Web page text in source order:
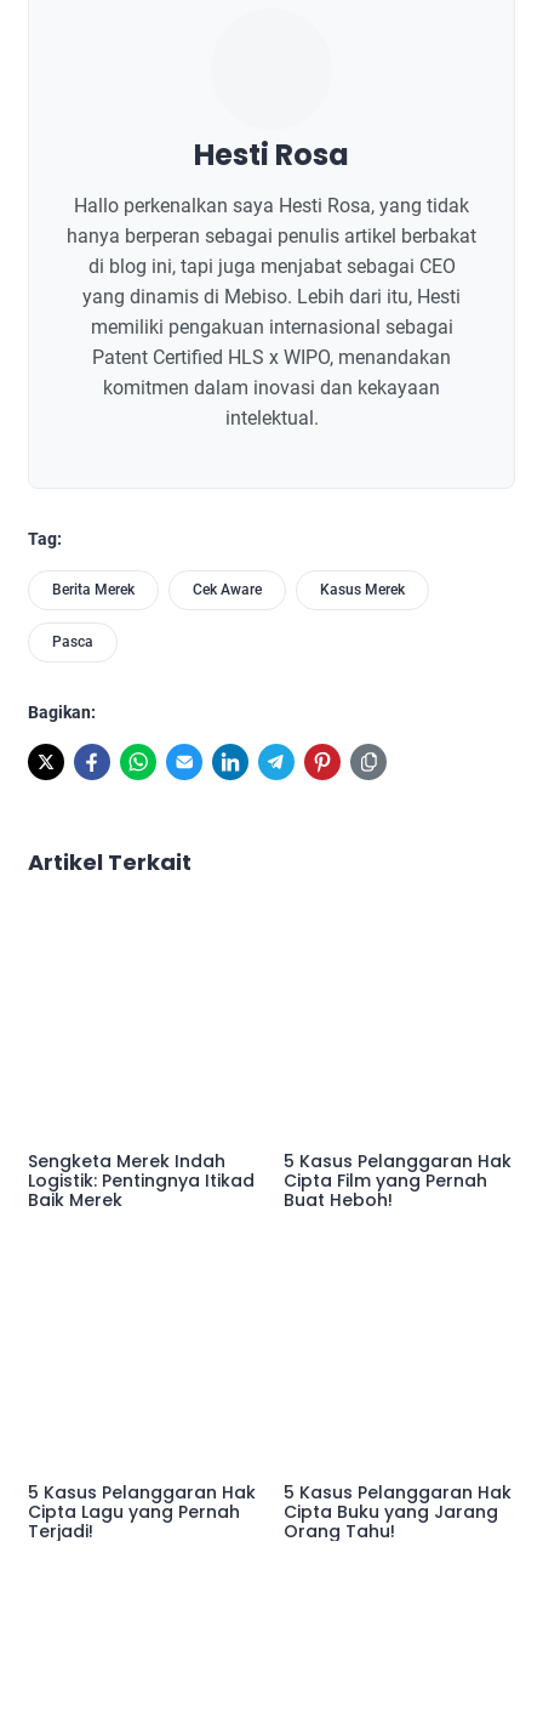
Hesti Rosa
Hallo perkenalkan saya Hesti Rosa, yang tidak
hanya berperan sebagai penulis artikel berbakat
di blog ini, tapi juga menjabat sebagai CEO
yang dinamis di Mebiso. Lebih dari itu, Hesti
memiliki pengakuan internasional sebagai
Patent Certified HLS x WIPO, menandakan
komitmen dalam inovasi dan kekayaan
intelektual.
Tag:
Berita Merek Cek Aware Kasus Merek
Pasca
Bagikan:
Artikel Terkait
Sengketa Merek Indah
Logistik: Pentingnya Itikad
Baik Merek
5 Kasus Pelanggaran Hak
Cipta Film yang Pernah
Buat Heboh!
5 Kasus Pelanggaran Hak
Cipta Lagu yang Pernah
Terjadi!
5 Kasus Pelanggaran Hak
Cipta Buku yang Jarang
Orang Tahu!